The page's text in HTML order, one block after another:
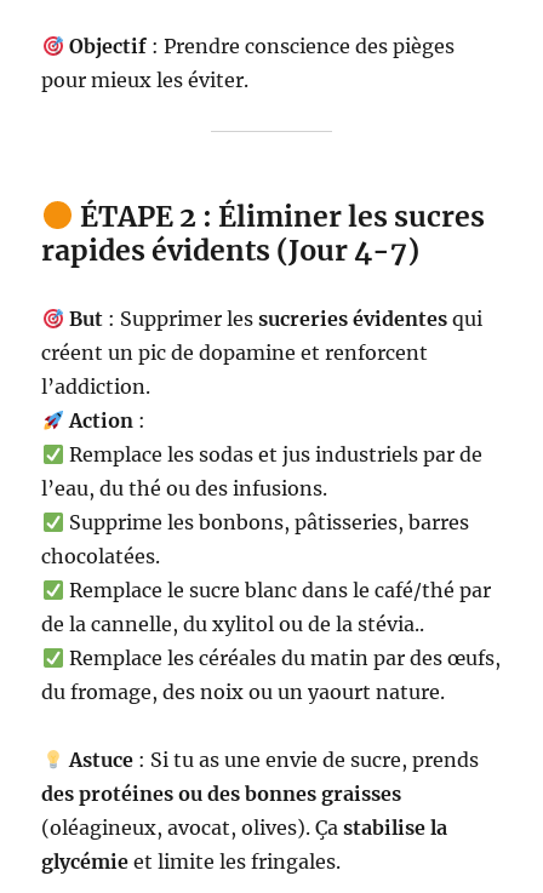
Objectif: Prendre conscience des pièges
pour mieux les éviter.
ÉTAPE 2 : Éliminer les sucres
rapides évidents (Jour 4-7)
But: Supprimer les sucreries évidentesqui
créent un pic de dopamine et renforcent
l’addiction.
Action:
Remplace les sodas et jus industriels par de
l’eau, du thé ou des infusions.
Supprime les bonbons, pâtisseries, barres
chocolatées.
Remplace le sucre blanc dans le café/thé par
de la cannelle, du xylitol ou de la stévia..
Remplace les céréales du matin par des œufs,
du fromage, des noix ou un yaourt nature.
Astuce: Si tu as une envie de sucre, prends
des protéines ou des bonnes graisses
(oléagineux, avocat, olives). Çastabilise la
glycémie et limite les fringales.